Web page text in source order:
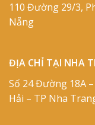
110 Đường 29/3,
Nẵng
ĐỊA CHỈ TẠI NHA
Số 24 Đường 18A
Hải – TP Nha